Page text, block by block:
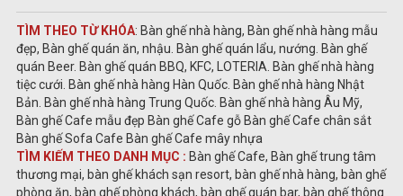
TÌM THEO TỪ KHÓA: Bàn ghế nhà hàng, Bàn ghế nhà hàng mẫu
đẹp, Bàn ghế quán ăn, nhậu. Bàn ghế quán lẩu, nướng. Bàn ghế
quán Beer. Bàn ghế quán BBQ, KFC, LOTERIA. Bàn ghế nhà hàng
tiệc cưới. Bàn ghế nhà hàng Hàn Quốc. Bàn ghế nhà hàng Nhật
Bản. Bàn ghế nhà hàng Trung Quốc. Bàn ghế nhà hàng Âu Mỹ,
Bàn ghế Cafe mẫu đẹp Bàn ghế Cafe gỗ Bàn ghế Cafe chân sắt
Bàn ghế Sofa Cafe Bàn ghế Cafe mây nhựa
TÌM KIẾM THEO DANH MỤC : Bàn ghế Cafe, Bàn ghế trung tâm
thương mại, bàn ghế khách sạn resort, bàn ghế nhà hàng, bàn ghế
phòng ăn, bàn ghế phòng khách, bàn ghế quán bar, bàn ghế thông